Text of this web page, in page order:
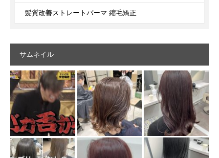
髪質改善ストレートパーマ 縮毛矯正
サムネイル